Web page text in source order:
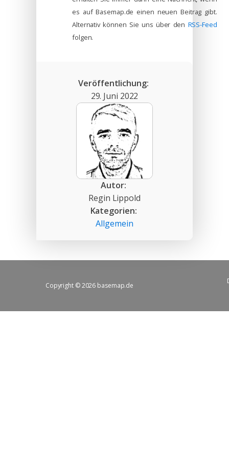
es auf Basemap.de einen neuen Beitrag gibt.
Alternativ können Sie uns über den RSS-Feed
folgen.
Veröffentlichung:
29. Juni 2022
Autor:
Regin Lippold
Kategorien:
Allgemein
Copyright © 2026 basemap.de